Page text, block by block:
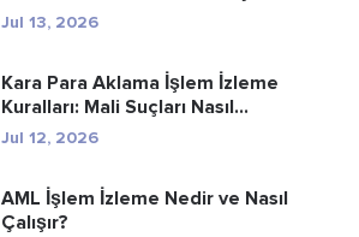
Jul 13, 2026
Kara Para Aklama İşlem İzleme
Kuralları: Mali Suçları Nasıl...
Jul 12, 2026
AML İşlem İzleme Nedir ve Nasıl
Çalışır?